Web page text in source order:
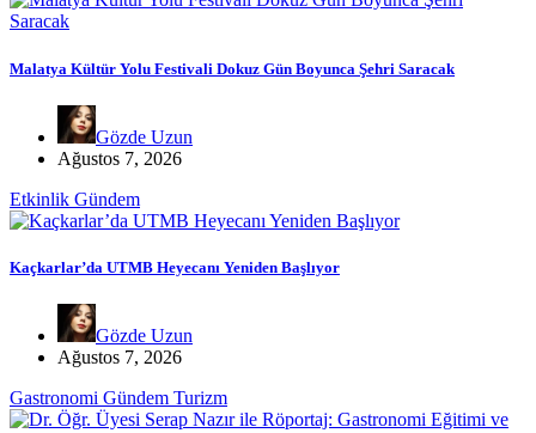
Malatya Kültür Yolu Festivali Dokuz Gün Boyunca Şehri Saracak
Gözde Uzun
Ağustos 7, 2026
Etkinlik Gündem
Kaçkarlar’da UTMB Heyecanı Yeniden Başlıyor
Gözde Uzun
Ağustos 7, 2026
Gastronomi Gündem Turizm